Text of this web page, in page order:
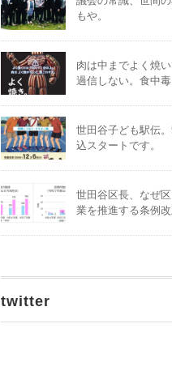
もや。
肉は中までよく焼
過信しない。食中毒
世田谷子ども駅伝
込スタートです。
世田谷区長、なぜ
業を推進する条例改
twitter